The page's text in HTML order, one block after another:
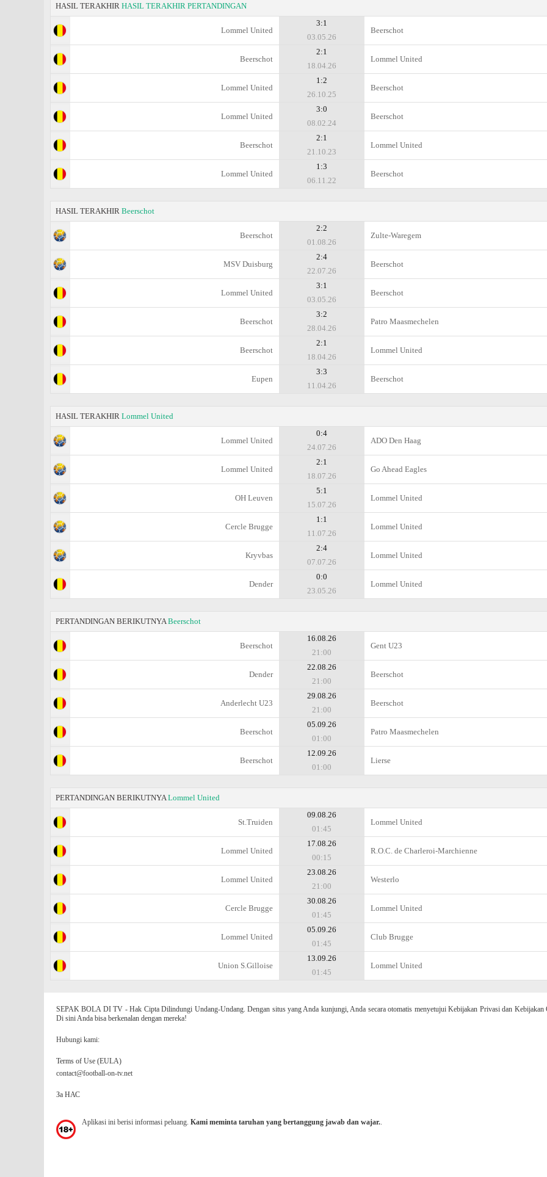
HASIL TERAKHIR HASIL TERAKHIR PERTANDINGAN
Lommel United
3:1
03.05.26
Beerschot
Beerschot
2:1
18.04.26
Lommel United
Lommel United
1:2
26.10.25
Beerschot
Lommel United
3:0
08.02.24
Beerschot
Beerschot
2:1
21.10.23
Lommel United
Lommel United
1:3
06.11.22
Beerschot
HASIL TERAKHIR Beerschot
Beerschot
2:2
01.08.26
Zulte-Waregem
MSV Duisburg
2:4
22.07.26
Beerschot
Lommel United
3:1
03.05.26
Beerschot
Beerschot
3:2
28.04.26
Patro Maasmechelen
Beerschot
2:1
18.04.26
Lommel United
Eupen
3:3
11.04.26
Beerschot
HASIL TERAKHIR Lommel United
Lommel United
0:4
24.07.26
ADO Den Haag
Lommel United
2:1
18.07.26
Go Ahead Eagles
OH Leuven
5:1
15.07.26
Lommel United
Cercle Brugge
1:1
11.07.26
Lommel United
Kryvbas
2:4
07.07.26
Lommel United
Dender
0:0
23.05.26
Lommel United
PERTANDINGAN BERIKUTNYABeerschot
Beerschot
16.08.26
21:00
Gent U23
Dender
22.08.26
21:00
Beerschot
Anderlecht U23
29.08.26
21:00
Beerschot
Beerschot
05.09.26
01:00
Patro Maasmechelen
Beerschot
12.09.26
01:00
Lierse
PERTANDINGAN BERIKUTNYALommel United
St.Truiden
09.08.26
01:45
Lommel United
Lommel United
17.08.26
00:15
R.O.C. de Charleroi-Marchienne
Lommel United
23.08.26
21:00
Westerlo
Cercle Brugge
30.08.26
01:45
Lommel United
Lommel United
05.09.26
01:45
Club Brugge
Union S.Gilloise
13.09.26
01:45
Lommel United
SEPAK BOLA DI TV - Hak Cipta Dilindungi Undang-Undang. Dengan situs yang Anda kunjungi, Anda secara otomatis menyetujui Kebijakan Privasi dan Kebijakan
Di sini Anda bisa berkenalan dengan mereka!
Hubungi kami:
Terms of Use (EULA)
contact@football-on-tv.net
За НАС
Aplikasi ini berisi informasi peluang. Kami meminta taruhan yang bertanggung jawab dan wajar..